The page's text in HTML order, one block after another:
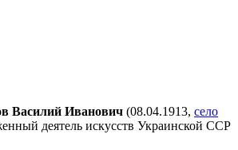
Василий Иванович (08.04.1913, село
деятель искусств Украинской ССР